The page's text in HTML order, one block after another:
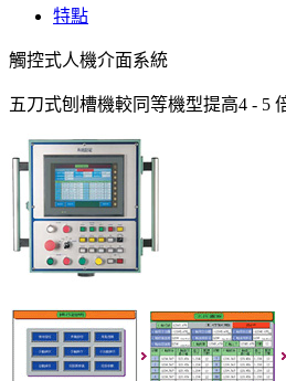
特點
觸控式人機介面系統
五刀式刨槽機較同等機型提高4 - 5